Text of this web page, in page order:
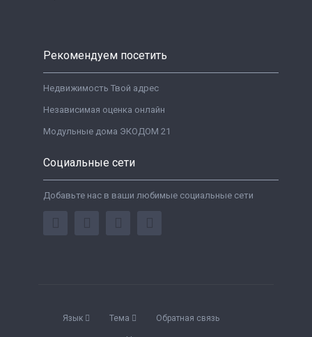
Рекомендуем посетить
Недвижимость Твой адрес
Независимая оценка онлайн
Модульные дома ЭКОДОМ 21
Социальные сети
Добавьте нас в ваши любимые социальные сети
Язык Тема Обратная связь